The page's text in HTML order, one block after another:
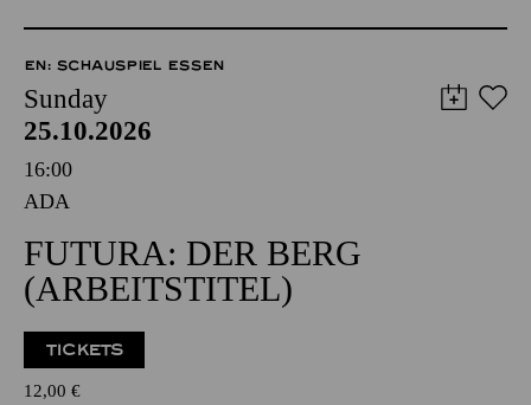
EN: SCHAUSPIEL ESSEN
Sunday
25.10.2026
16:00
ADA
FUTURA: DER BERG
(ARBEITSTITEL)
TICKETS
12,00 €